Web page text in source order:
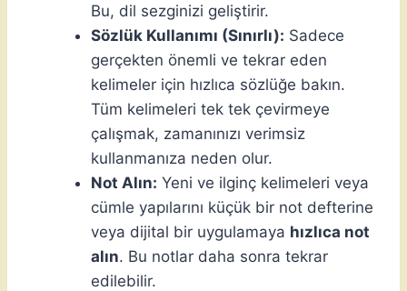
Bu, dil sezginizi geliştirir.
Sözlük Kullanımı (Sınırlı): Sadece
gerçekten önemli ve tekrar eden
kelimeler için hızlıca sözlüğe bakın.
Tüm kelimeleri tek tek çevirmeye
çalışmak, zamanınızı verimsiz
kullanmanıza neden olur.
Not Alın: Yeni ve ilginç kelimeleri veya
cümle yapılarını küçük bir not defterine
veya dijital bir uygulamaya hızlıca not
alın. Bu notlar daha sonra tekrar
edilebilir.